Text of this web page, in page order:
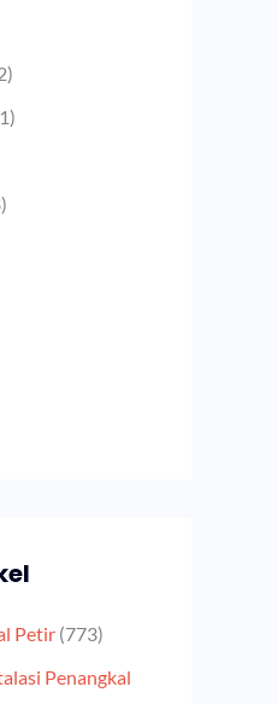
Petir (773)
Penangkal